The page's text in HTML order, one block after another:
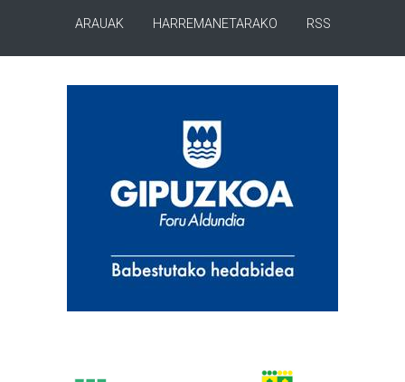
ARAUAK HARREMANETARAKO RSS